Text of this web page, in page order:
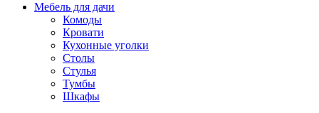
Мебель для дачи
Комоды
Кровати
Кухонные уголки
Столы
Стулья
Тумбы
Шкафы